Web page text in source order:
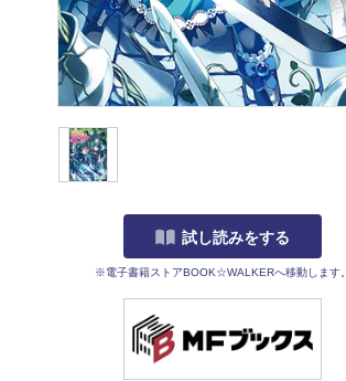
試し読みをする
※電子書籍ストアBOOK☆WALKERへ移動します。